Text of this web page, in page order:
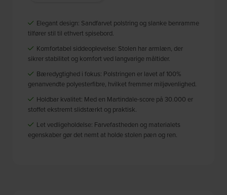
Elegant design: Sandfarvet polstring og slanke benramme
tilfører stil til ethvert spisebord.
Komfortabel siddeoplevelse: Stolen har armlæn, der
sikrer stabilitet og komfort ved langvarige måltider.
Bæredygtighed i fokus: Polstringen er lavet af 100%
genanvendte polyesterfibre, hvilket fremmer miljøvenlighed.
Holdbar kvalitet: Med en Martindale-score på 30.000 er
stoffet ekstremt slidstærkt og praktisk.
Let vedligeholdelse: Farvefastheden og materialets
egenskaber gør det nemt at holde stolen pæn og ren.